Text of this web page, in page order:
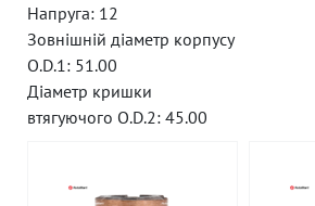
Напруга: 12
Зовнішній діаметр корпусу
O.D.1: 51.00
Діаметр кришки
втягуючого O.D.2: 45.00